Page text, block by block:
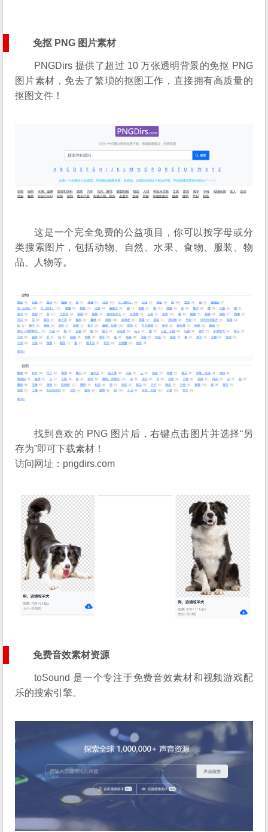
免抠 PNG 图片素材
PNGDirs 提供了超过 10 万张透明背景的免抠 PNG
图片素材，免去了繁琐的抠图工作，直接拥有高质量的
抠图文件！
这是一个完全免费的公益项目，你可以按字母或分
类搜索图片，包括动物、自然、水果、食物、服装、物
品、人物等。
找到喜欢的 PNG 图片后，右键点击图片并选择“另
存为”即可下载素材！
访问网址： pngdirs.com
免费音效素材资源
toSound 是一个专注于免费音效素材和视频游戏配
乐的搜索引擎。